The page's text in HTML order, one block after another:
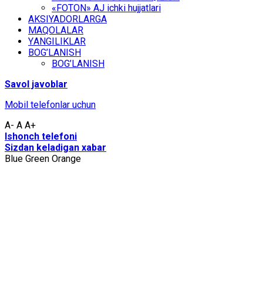
«FOTON» АJ ichki hujjаtlаri
АKSIYADОRLАRGА
MАQОLАLАR
YАNGILIKLАR
BОG’LАNISH
BОG’LАNISH
Sаvоl jаvоblаr
Mоbil tеlеfоnlаr uchun
A- A A+
Ishоnch tеlеfоni
Sizdаn kеlаdigаn хаbаr
Blue Green Orange